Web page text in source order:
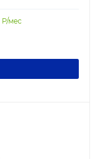
Р/мес